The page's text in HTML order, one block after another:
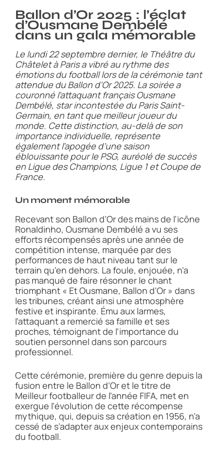
Ballon d’Or 2025 : l’éclat
d’Ousmane Dembélé
dans un gala mémorable
Le lundi 22 septembre dernier, le Théâtre du
Châtelet à Paris a vibré au rythme des
émotions du football lors de la cérémonie tant
attendue du Ballon d’Or 2025. La soirée a
couronné l’attaquant français Ousmane
Dembélé, star incontestée du Paris Saint-
Germain, en tant que meilleur joueur du
monde. Cette distinction, au-delà de son
importance individuelle, représente
également l’apogée d’une saison
éblouissante pour le PSG, auréolé de succès
en Ligue des Champions, Ligue 1 et Coupe de
France.
Un moment mémorable
Recevant son Ballon d’Or des mains de l’icône
Ronaldinho, Ousmane Dembélé a vu ses
efforts récompensés après une année de
compétition intense, marquée par des
performances de haut niveau tant sur le
terrain qu’en dehors. La foule, enjouée, n’a
pas manqué de faire résonner le chant
triomphant « Et Ousmane, Ballon d’Or » dans
les tribunes, créant ainsi une atmosphère
festive et inspirante. Ému aux larmes,
l’attaquant a remercié sa famille et ses
proches, témoignant de l’importance du
soutien personnel dans son parcours
professionnel.
Cette cérémonie, première du genre depuis la
fusion entre le Ballon d’Or et le titre de
Meilleur footballeur de l’année FIFA, met en
exergue l’évolution de cette récompense
mythique, qui, depuis sa création en 1956, n’a
cessé de s’adapter aux enjeux contemporains
du football.